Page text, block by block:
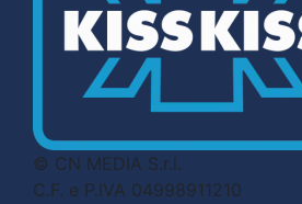
© CN MEDIA S.r.l.
C.F. e P.IVA 04998911210